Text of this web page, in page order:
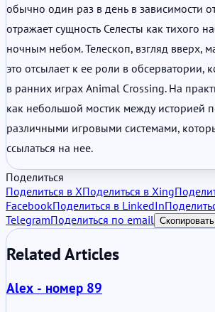
обычно один раз в день в зависимости
отражает сущность Селесты как тихого
ночным небом. Телескоп, взгляд вверх,
это отсылает к ее роли в обсерватории,
в ранних играх Animal Crossing. На
как небольшой мостик между историей
различными игровыми системами,
ссылаться на нее.
Поделиться
Поделиться в XПоделиться в Xing
FacebookПоделиться в LinkedIn
TelegramПоделиться по email
Related Articles
Alex - номер 89